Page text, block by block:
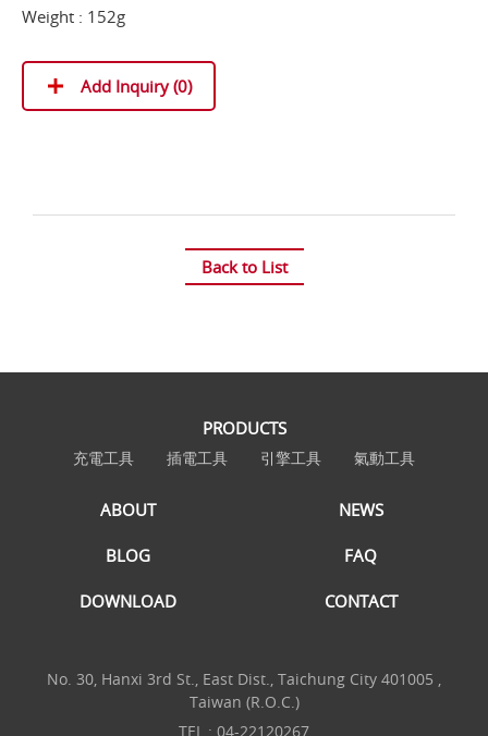
Weight : 152g
Add Inquiry (0)
Back to List
PRODUCTS
充電工具 插電工具 引擎工具 氣動工具
ABOUT NEWS
BLOG FAQ
DOWNLOAD CONTACT
No. 30, Hanxi 3rd St., East Dist., Taichung City 401005 ,
Taiwan (R.O.C.)
TEL : 04-22120267